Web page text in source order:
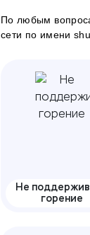
По любым
сети по имени
Не
горение